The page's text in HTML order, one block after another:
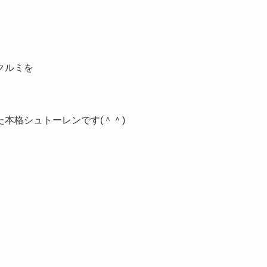
ルミを
本格シュトーレンです(＾＾)